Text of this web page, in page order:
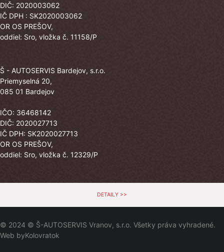
DIČ: 2020003062
IČ DPH : SK2020003062
OR OS PREŠOV,
oddiel: Sro, vložka č. 11158/P
Š - AUTOSERVIS Bardejov, s.r.o.
Priemyselná 20,
085 01 Bardejov
IČO: 36468142
DIČ: 2020027713
IČ DPH: SK2020027713
OR OS PREŠOV,
oddiel: Sro, vložka č. 12329/P
DETAILY >>
© 2024 © Š-AUTOSERVIS Vranov, s.r.o. Všetky práva vyhradené.
Web byKolovratok